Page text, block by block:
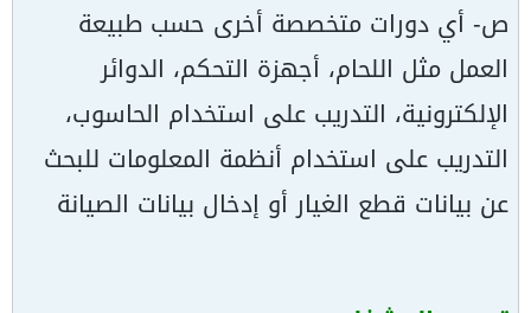
ص- أي دورات متخصصة أخرى حسب طبيعة
العمل مثل اللحام، أجهزة التحكم، الدوائر
الإلكترونية، التدريب على استخدام الحاسوب،
التدريب على استخدام أنظمة المعلومات للبحث
عن بيانات قطع الغيار أو إدخال بيانات الصيانة